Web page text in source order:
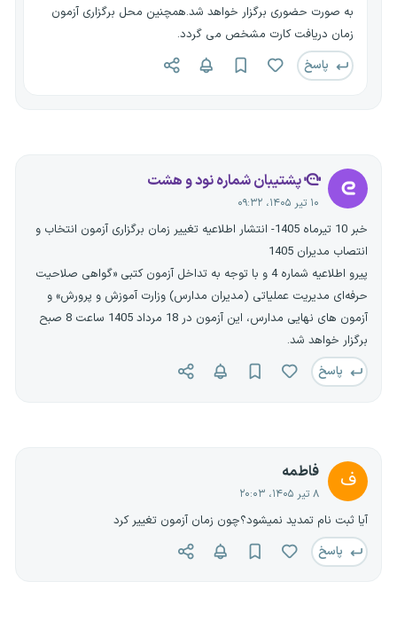
به صورت حضوری برگزار خواهد شد.همچنین محل برگزاری آزمون
زمان دریافت کارت مشخص می گردد.
پاسخ
پشتیبان شماره نود و هشت
۱۰ تیر ۱۴۰۵، ۰۹:۳۲
خبر 10 تیرماه 1405- انتشار اطلاعیه تغییر زمان برگزاری آزمون انتخاب و
انتصاب مدیران 1405
پیرو اطلاعیه شماره 4 و با توجه به تداخل آزمون کتبی «گواهی صلاحیت
حرفه‌ای مدیریت عملیاتی (مدیران مدارس) وزارت آموزش و پرورش» و
آزمون های نهایی مدارس، این آزمون در 18 مرداد 1405 ساعت 8 صبح
برگزار خواهد شد.
پاسخ
ف فاطمه
۸ تیر ۱۴۰۵، ۲۰:۰۳
آیا ثبت نام تمدید نمیشود؟چون زمان آزمون تغییر کرد
پاسخ